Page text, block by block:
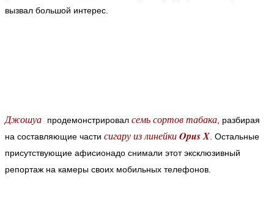
вызвал большой интерес.
Джошуа продемонстрировал семь сортов табака , разбирая
на составляющие части сигару из линейкиOpus X . Остальные
присутствующие афисионадо снимали этот эксклюзивный
репортаж на камеры своих мобильных телефонов.